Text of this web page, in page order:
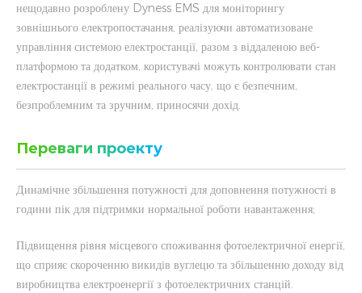
нещодавно розроблену Dyness EMS для моніторингу
зовнішнього електропостачання, реалізуючи автоматизоване
управління системою електростанції, разом з віддаленою веб-
платформою та додатком, користувачі можуть контролювати стан
електростанції в режимі реального часу, що є безпечним,
безпроблемним та зручним, приносячи дохід.
Переваги проекту
Динамічне збільшення потужності для доповнення потужності в
години пік для підтримки нормальної роботи навантаження;
Підвищення рівня місцевого споживання фотоелектричної енергії,
що сприяє скороченню викидів вуглецю та збільшенню доходу від
виробництва електроенергії з фотоелектричних станцій.